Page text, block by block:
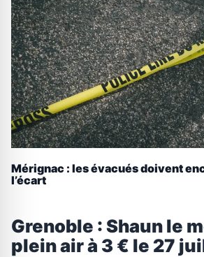
Mérignac : les évacués doivent
l’écart
Grenoble : Shaun le
plein air à 3 € le 27